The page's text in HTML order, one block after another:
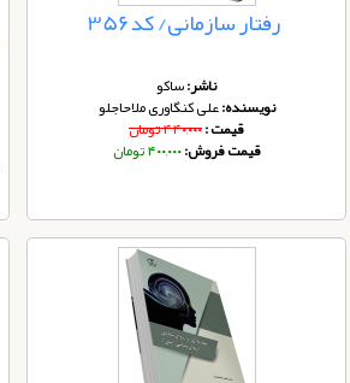
رفتار سازمانی/ کد356
ناشر:ساکو
نویسنده:علی کنگاوری ملاحاجلو
قیمت :۴۴۰,۰۰۰ تومان
قیمت فروش:۴۰۰,۰۰۰ تومان